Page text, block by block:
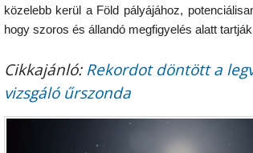
közelebb kerül a Föld pályájához,
hogy szoros és állandó megfigyelés alatt
Cikkajánló: Rekordot döntött a
vizsgáló űrszonda